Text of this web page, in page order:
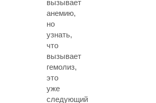
вызывает
анемию,
но
узнать,
что
вызывает
гемолиз,
это
уже
следующий